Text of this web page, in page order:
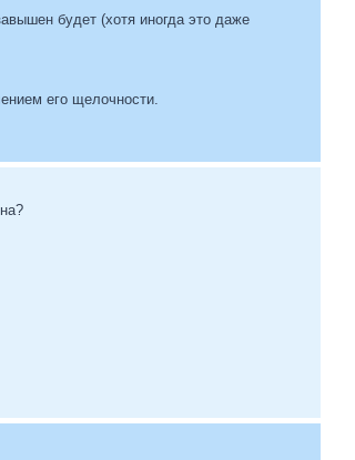
будет (хотя иногда это даже
его щелочности.